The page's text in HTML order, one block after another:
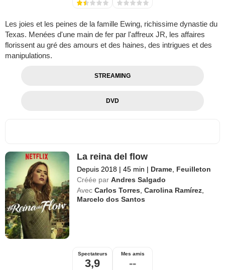
Les joies et les peines de la famille Ewing, richissime dynastie du
Texas. Menées d'une main de fer par l'affreux JR, les affaires
florissent au gré des amours et des haines, des intrigues et des
manipulations.
STREAMING
DVD
La reina del flow
Depuis 2018 | 45 min | Drame Feuilleton
Créée par Andres Salgado
Avec Carlos Torres ,Carolina Ramírez
Marcelo dos Santos
Spectateurs
3,9
Mes amis
--